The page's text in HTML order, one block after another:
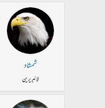
شمشاد
لائبریرین